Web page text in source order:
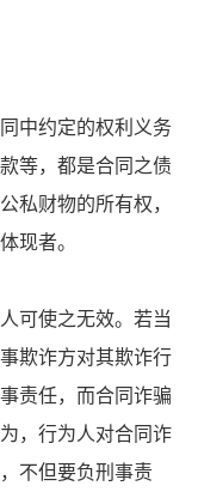
中约定的权利义务
等，都是合同之债
私财物的所有权，
现者。
可使之无效。若当
欺诈方对其欺诈行
责任，而合同诈骗
，行为人对合同诈
不但要负刑事责